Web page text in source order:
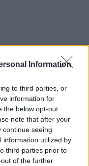
Information
to third parties, or
information for
the below opt-out
note that after your
continue seeing
information utilized by
third parties prior to
of the further